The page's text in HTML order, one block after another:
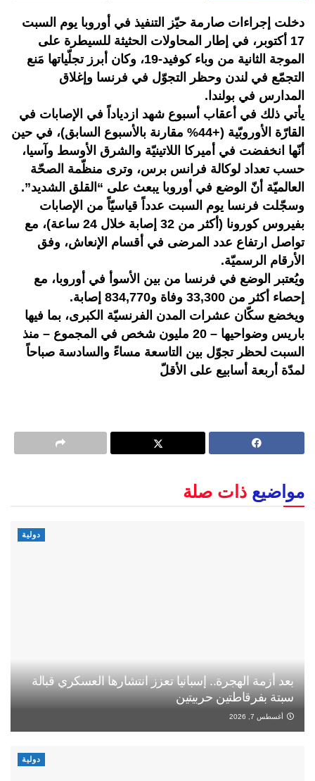
دخلت إجراءات صارمة حيّز التنفيذ في أوروبا يوم السبت
17 أكتوبر، في إطار المحاولات الحثيثة للسيطرة على
الموجة الثانية من وباء كوفيد-19، وكان أبرز تجلّياتها مَنع
التجمّع في لندن وحظر التجوّل في فرنسا وإغلاق
المدارس في بولندا.
يأتي ذلك في أعقاب أسبوع شهد ازدياداً في الإصابات في
القارّة الأوروبّية (+44% مقارنة بالأسبوع السابق)، في حين
أنّها انخفضت في أميركا اللاتينيّة والشرق الأوسط وآسيا،
حسب تعداد لوكالة فرانس برس، وترى منظّمة الصحّة
العالميّة أنّ الوضع في أوروبا يبعث على “القلق الشديد”.
وسجّلت فرنسا يوم السبت عدداً قياسيّاً من الإصابات
بفيروس كورونا (أكثر من 32 إصابة خلال 24 ساعة)، مع
تواصل ارتفاع عدد المرضى في أقسام الإنعاش، وفق
الأرقام الرسميّة.
ويُعتبر الوضع في فرنسا من بين الأسوأ في أوروبا، مع
إحصاء أكثر من 33,300 وفاة و834,770 إصابة.
ويخضع سكّان عشرات المدن الفرنسيّة الكبرى، بما فيها
باريس وضواحيها – 20 مليون شخص في المجموع – منذ
السبت لحظر تجوّل بين التاسعة مساءً والسادسة صباحاً
لمدّة أربعة أسابيع على الأقلّ
مواضيع ذات صلة
دولية
بعد أزمة الهجرة.. إسبانيا تعزز انتشارها العسكري قبالة
سبتة بفرقاطتين حربيتين
أغسطس 7, 2026
دولية